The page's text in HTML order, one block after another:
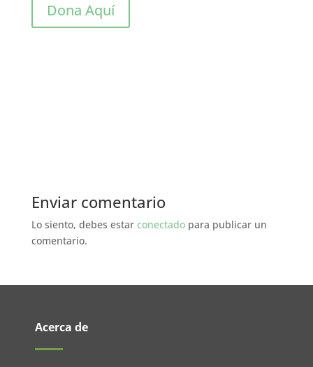
Dona Aquí
Enviar comentario
Lo siento, debes estar conectadopara publicar un
comentario.
Acerca de